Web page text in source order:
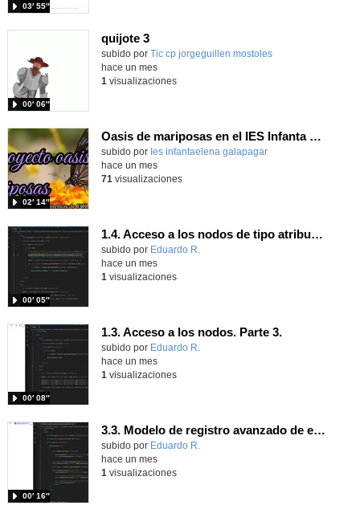
03′ 55″
quijote 3
subido por Tic cp jorgeguillen mostoles
00′ 06″
-
hace un mes
1 visualizaciones
Oasis de mariposas en el IES Infanta Elena
subido por Ies infantaelena galapagar
02′ 14″
-
hace un mes
71 visualizaciones
1.4. Acceso a los nodos de tipo atributo. Parte 3.
Contenido educativo.
subido por Eduardo R.
00′ 05″
hace un mes
1 visualizaciones
1.3. Acceso a los nodos. Parte 3.
Contenido educativo.
subido por Eduardo R.
00′ 08″
hace un mes
1 visualizaciones
3.3. Modelo de registro avanzado de eventos según W3C 3.
Contenido educativo.
subido por Eduardo R.
00′ 16″
hace un mes
1 visualizaciones